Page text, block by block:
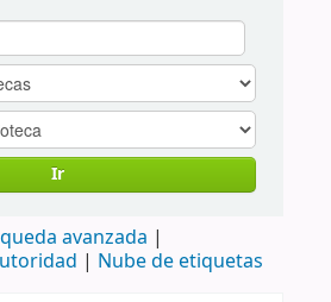
Ir
avanzada
Nube de etiquetas